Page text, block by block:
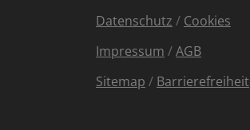
Datenschutz / Cookies
Impressum /AGB
Sitemap / Barrierefreiheit